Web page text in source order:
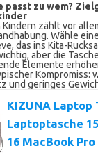
passt zu wem?
Kindern zählt vor
Wähle
das ins Kita-
aber die
Elemente
Kompromiss:
und geringes
KIZUNA Laptop
Laptoptasche
16 MacBook